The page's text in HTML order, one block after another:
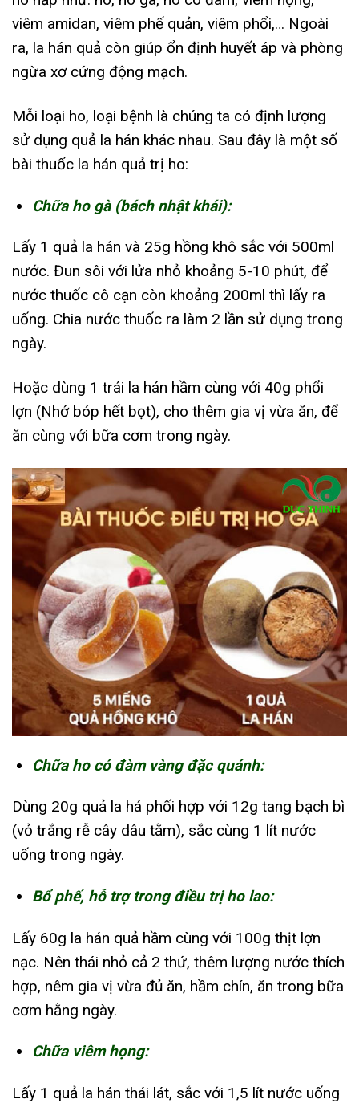
viêm amidan, viêm phế quản, viêm phổi,… Ngoài
ra, la hán quả còn giúp ổn định huyết áp và phòng
ngừa xơ cứng động mạch.
Mỗi loại ho, loại bệnh là chúng ta có định lượng
sử dụng quả la hán khác nhau. Sau đây là một số
bài thuốc la hán quả trị ho:
Chữa ho gà (bách nhật khái):
Lấy 1 quả la hán và 25g hồng khô sắc với 500ml
nước. Đun sôi với lửa nhỏ khoảng 5-10 phút, để
nước thuốc cô cạn còn khoảng 200ml thì lấy ra
uống. Chia nước thuốc ra làm 2 lần sử dụng trong
ngày.
Hoặc dùng 1 trái la hán hầm cùng với 40g phổi
lợn (Nhớ bóp hết bọt), cho thêm gia vị vừa ăn, để
ăn cùng với bữa cơm trong ngày.
Chữa ho có đàm vàng đặc quánh:
Dùng 20g quả la há phối hợp với 12g tang bạch bì
(vỏ trắng rễ cây dâu tằm), sắc cùng 1 lít nước
uống trong ngày.
Bổ phế, hỗ trợ trong điều trị ho lao:
Lấy 60g la hán quả hầm cùng với 100g thịt lợn
nạc. Nên thái nhỏ cả 2 thứ, thêm lượng nước thích
hợp, nêm gia vị vừa đủ ăn, hầm chín, ăn trong bữa
cơm hằng ngày.
Chữa viêm họng:
Lấy 1 quả la hán thái lát, sắc với 1,5 lít nước uống